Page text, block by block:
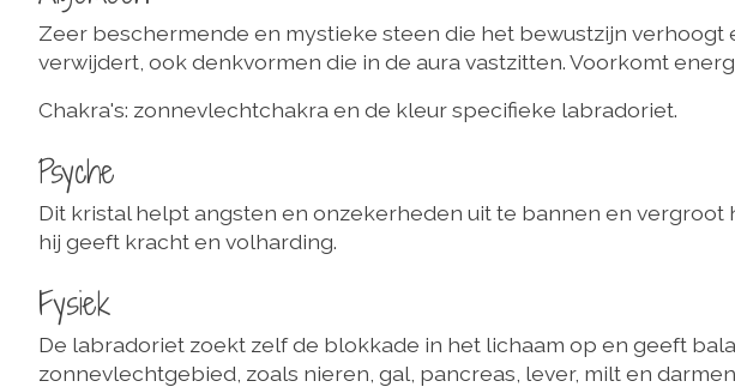
Zeer beschermende en mystieke steen die het bewustzijn
verwijdert, ook denkvormen die in de aura vastzitten. Voorkomt
Chakra's: zonnevlechtchakra en de kleur specifieke labradoriet.
Psyche
Dit kristal helpt angsten en onzekerheden uit te bannen en
hij geeft kracht en volharding.
Fysiek
De labradoriet zoekt zelf de blokkade in het lichaam op en geeft
zonnevlechtgebied, zoals nieren, gal, pancreas, lever, milt en